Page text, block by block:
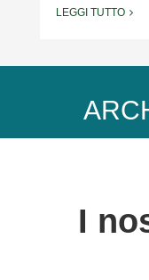
LEGGI TUTTO
I